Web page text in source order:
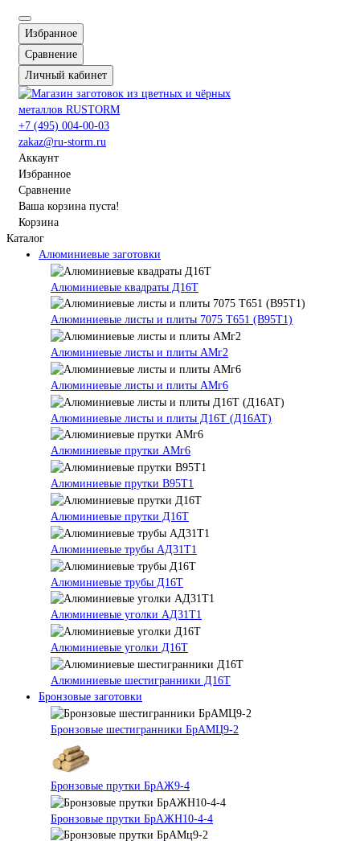
Избранное
Сравнение
Личный кабинет
+7 (495) 004-00-03
zakaz@ru-storm.ru
Аккаунт
Избранное
Сравнение
Ваша корзина пуста!
Корзина
Каталог
Алюминиевые заготовки
Алюминиевые квадраты Д16Т
Алюминиевые листы и плиты 7075 Т651 (В95Т1)
Алюминиевые листы и плиты АМг2
Алюминиевые листы и плиты АМг6
Алюминиевые листы и плиты Д16Т (Д16АТ)
Алюминиевые прутки АМг6
Алюминиевые прутки В95Т1
Алюминиевые прутки Д16Т
Алюминиевые трубы АД31Т1
Алюминиевые трубы Д16Т
Алюминиевые уголки АД31Т1
Алюминиевые уголки Д16Т
Алюминиевые шестигранники Д16Т
Бронзовые заготовки
Бронзовые шестигранники БрАМЦ9-2
Бронзовые прутки БрАЖ9-4
Бронзовые прутки БрАЖН10-4-4